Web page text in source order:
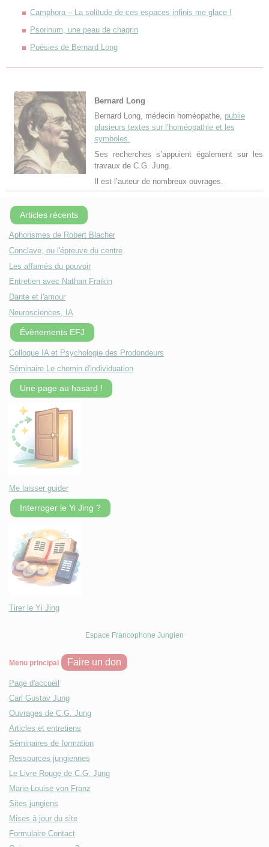
Camphora – La solitude de ces espaces infinis me glace !
Psorinum, une peau de chagrin
Poésies de Bernard Long
Bernard Long
Bernard Long, médecin homéopathe, publie
plusieurs textes sur l’homéopathie et les
symboles.
Ses recherches s’appuient également sur les
travaux de C.G. Jung.
Il est l’auteur de nombreux ouvrages.
Articles récents
Aphorismes de Robert Blacher
Conclave, ou l'épreuve du centre
Les affamés du pouvoir
Entretien avec Nathan Fraikin
Dante et l'amour
Neurosciences, IA
Évènements EFJ
Colloque IA et Psychologie des Prodondeurs
Séminaire Le chemin d'individuation
Une page au hasard !
Me laisser guider
Interroger le Yi Jing ?
Tirer le Yi Jing
Espace Francophone Jungien
Menu principal Faire un don
Page d'accueil
Carl Gustav Jung
Ouvrages de C.G. Jung
Articles et entretiens
Séminaires de formation
Ressources jungiennes
Le Livre Rouge de C.G. Jung
Marie-Louise von Franz
Sites jungiens
Mises à jour du site
Formulaire Contact